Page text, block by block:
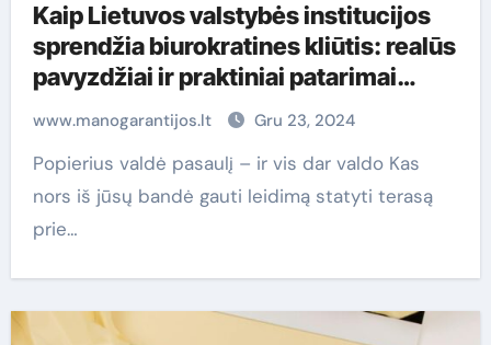
Kaip Lietuvos valstybės institucijos
sprendžia biurokratines kliūtis: realūs
pavyzdžiai ir praktiniai patarimai
www.manogarantijos.lt Gru 23, 2024
Popierius valdė pasaulį – ir vis dar valdo Kas
nors iš jūsų bandė gauti leidimą statyti terasą
prie…